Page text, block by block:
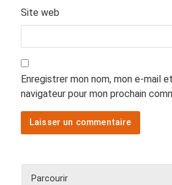
Site web
Enregistrer mon nom, mon e-mail
navigateur pour mon prochain
Parcourir